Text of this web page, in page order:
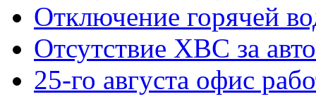
Отключение горячей
Отсутствие ХВС за
25-го августа офис